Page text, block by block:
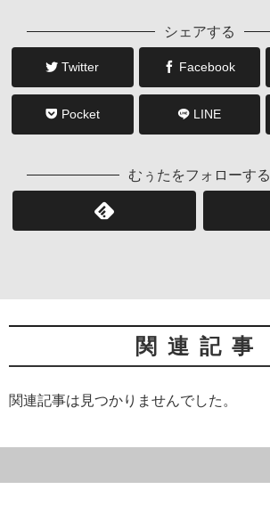
シェアする
Twitter Facebook
Pocket LINE
むぅたをフォローする
関連記事
関連記事は見つかりませんでした。